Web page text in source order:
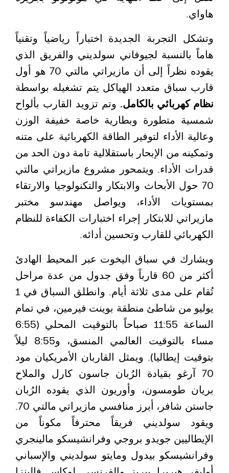
هاواي.
وتشكل التجربة الجديدة اختباراً رياضياً وتقنياً
هاماً بالنسبة لجيوفاني سولديني والفريق الذي
يقوده نظراً إلى أن مازيراتي مالتي 70 هو أول
قارب سباق متعدد الهياكل يتم تشغيله بواسطة
نظام كهربائي بالكامل. وتم تزويد القارب بألواح
شمسية متطورة وبطارية خاصة خفيفة الوزن
وعالية الأداء لتوفير الطاقة الكهربائية على متنه
وتمكينه من الإبحار باستقلالية تامة دون الحد من
قدرات الأداء. ويتمحور مشروع مازيراتي مالتي
70 حول الأبحاث والابتكار والتكنولوجيا والارتقاء
بمستويات الأداء، ويواصل مهندسو مختبر
مازيراتي للابتكار إجراء اختبارات الكفاءة للنظام
الكهربائي للقارب وتحسين أدائه.
ويشارك في سباق اليخوت عبر المحيط الهادئ
أكثر من 60 قارباً وفق جدول من عدة مراحل
تُقام على مدى ثلاثة أيام. وانطلق السباق في 1
يوليو من شاطئ منطقة بوينت فيرمين، في تمام
الساعة 11:55 صباحاً بالتوقيت المحلي (6:55
مساء بالتوقيت العالمي المنسق، و8:55 ليلاً
بتوقيت إيطاليا). ويمثل القاربان الأمريكيان مود
70 آرغو بقيادة الرُبان جاسون كارل والملاح
بريان طومسون، وأوريون الذي يقوده الرُبان
جاستن شافر، أبرز منافسي مازيراتي مالتي 70.
ويقود سولديني فريقاً محترفاً مكوناً من
الإيطاليين جويدو بروجي وفرانشيسكو مالينجري
وفرانشيسكو بيدول ومايتو سولديني والإسباني